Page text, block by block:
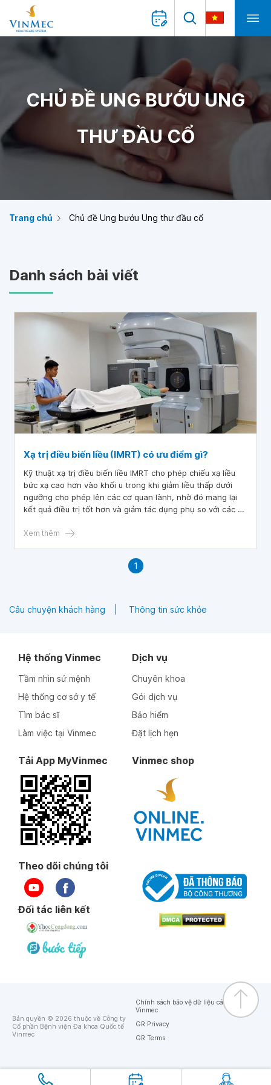
CHỦ ĐỀ UNG BƯỚU UNG
THƯ ĐẦU CỔ
Trang chủ Chủ đề Ung bướu Ung thư đầu cổ
Danh sách bài viết
Xạ trị điều biến liều (IMRT) có ưu điểm gì?
Kỹ thuật xạ trị điều biến liều IMRT cho phép chiếu xạ liều
bức xạ cao hơn vào khối u trong khi giảm liều thấp dưới
ngưỡng cho phép lên các cơ quan lành, nhờ đó mang lại
kết quả điều trị tốt hơn và giảm tác dụng phụ so với các kỹ
Xem thêm
1
Câu chuyện khách hàng Thông tin sức khỏe
Hệ thống Vinmec
Tầm nhìn sứ mệnh
Hệ thống cơ sở y tế
Tìm bác sĩ
Làm việc tại Vinmec
Dịch vụ
Chuyên khoa
Gói dịch vụ
Bảo hiểm
Đặt lịch hẹn
Tải App MyVinmec Vinmec shop
Theo dõi chúng tôi
Đối tác liên kết
Bản quyền © 2026 thuộc về Công ty
Cổ phần Bệnh viện Đa khoa Quốc tế
Vinmec
Chính sách bảo vệ dữ liệu cá nhân của
Vinmec
GR Privacy
GR Terms